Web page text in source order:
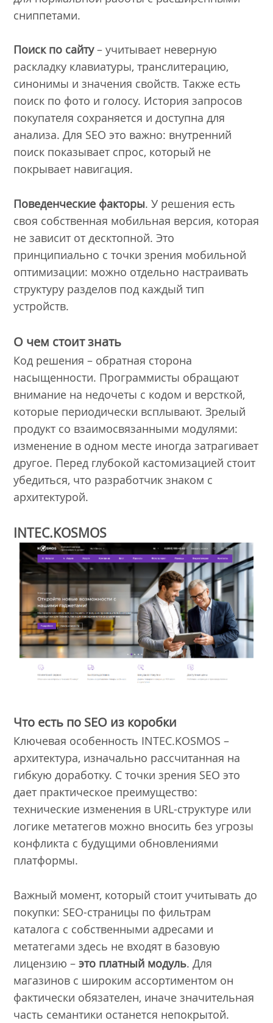
сниппетами.
Поиск по сайту– учитывает неверную
раскладку клавиатуры, транслитерацию,
синонимы и значения свойств. Также есть
поиск по фото и голосу. История запросов
покупателя сохраняется и доступна для
анализа. Для SEO это важно: внутренний
поиск показывает спрос, который не
покрывает навигация.
Поведенческие факторы. У решения есть
своя собственная мобильная версия, которая
не зависит от десктопной. Это
принципиально с точки зрения мобильной
оптимизации: можно отдельно настраивать
структуру разделов под каждый тип
устройств.
О чем стоит знать
Код решения – обратная сторона
насыщенности. Программисты обращают
внимание на недочеты с кодом и версткой,
которые периодически всплывают. Зрелый
продукт со взаимосвязанными модулями:
изменение в одном месте иногда затрагивает
другое. Перед глубокой кастомизацией стоит
убедиться, что разработчик знаком с
архитектурой.
INTEC.KOSMOS
Что есть по SEO из коробки
Ключевая особенность INTEC.KOSMOS –
архитектура, изначально рассчитанная на
гибкую доработку. С точки зрения SEO это
дает практическое преимущество:
технические изменения в URL-структуре или
логике метатегов можно вносить без угрозы
конфликта с будущими обновлениями
платформы.
Важный момент, который стоит учитывать до
покупки: SEO-страницы по фильтрам
каталога с собственными адресами и
метатегами здесь не входят в базовую
лицензию –это платный модуль. Для
магазинов с широким ассортиментом он
фактически обязателен, иначе значительная
часть семантики останется непокрытой.